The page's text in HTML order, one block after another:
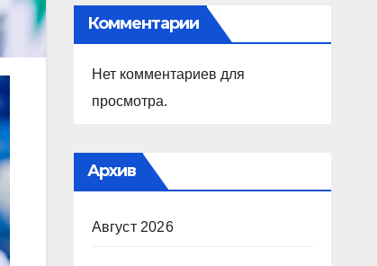
Комментарии
Нет комментариев для
просмотра.
Архив
Август 2026